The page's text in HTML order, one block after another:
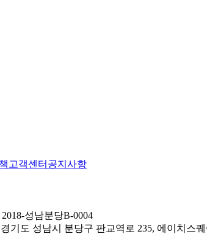
고객센터 공지사항
성남분당B-0004
경기도 성남시 분당구 판교역로 235, 에이치스